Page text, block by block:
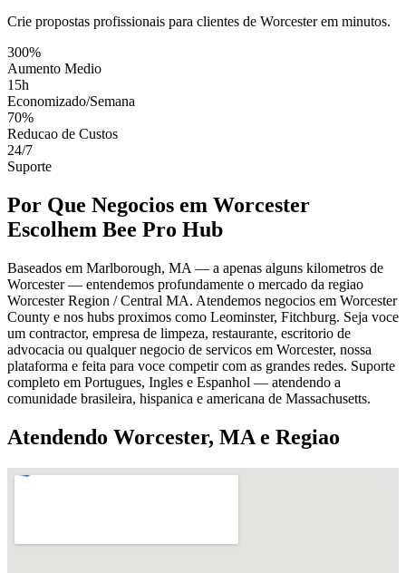
Crie propostas profissionais para clientes de Worcester em minutos.
300%
Aumento Medio
15h
Economizado/Semana
70%
Reducao de Custos
24/7
Suporte
Por Que Negocios em Worcester
Escolhem Bee Pro Hub
Baseados em Marlborough, MA — a apenas alguns kilometros de
Worcester — entendemos profundamente o mercado da regiao
Worcester Region / Central MA. Atendemos negocios em Worcester
County e nos hubs proximos como Leominster, Fitchburg. Seja voce
um contractor, empresa de limpeza, restaurante, escritorio de
advocacia ou qualquer negocio de servicos em Worcester, nossa
plataforma e feita para voce competir com as grandes redes. Suporte
completo em Portugues, Ingles e Espanhol — atendendo a
comunidade brasileira, hispanica e americana de Massachusetts.
Atendendo Worcester, MA e Regiao